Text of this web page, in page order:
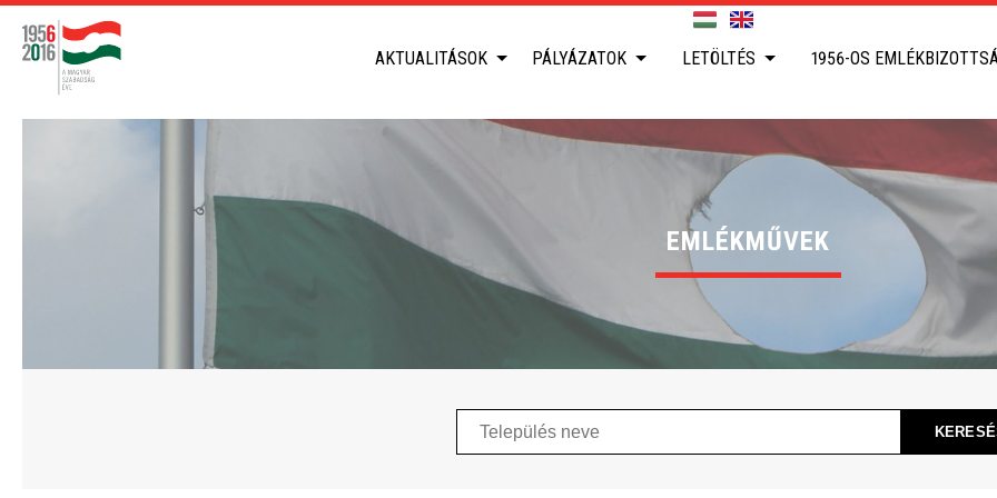
AKTUALITÁSOK PÁLYÁZATOK LETÖLTÉS 1956-OS
EMLÉKMŰVEK
Település
neve